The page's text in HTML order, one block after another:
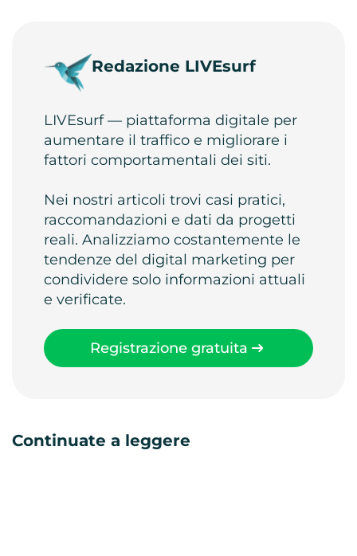
Redazione LIVEsurf
LIVEsurf — piattaforma digitale per
aumentare il traffico e migliorare i
fattori comportamentali dei siti.
Nei nostri articoli trovi casi pratici,
raccomandazioni e dati da progetti
reali. Analizziamo costantemente le
tendenze del digital marketing per
condividere solo informazioni attuali
e verificate.
Registrazione gratuita
Continuate a leggere